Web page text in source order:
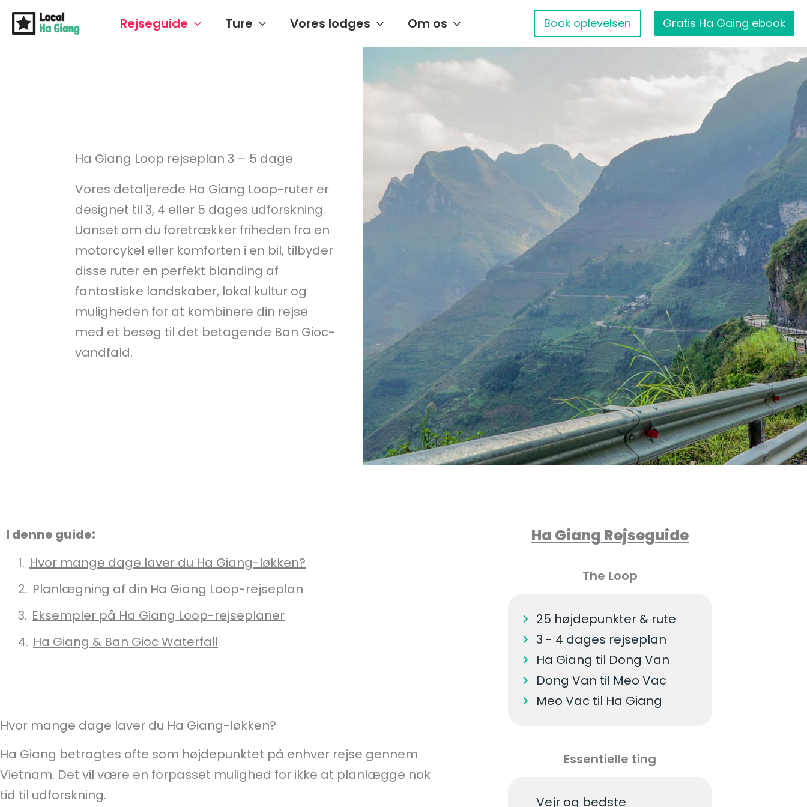
Gå
Rejseguide Ture Vores lodges Om os Book oplevelsen Gratis Ha Gaing ebook
Ha Giang Loop rejseplan 3 – 5 dage
Vores detaljerede Ha Giang Loop-ruter er
designet til 3, 4 eller 5 dages udforskning.
Uanset om du foretrækker friheden fra en
motorcykel eller komforten i en bil, tilbyder
disse ruter en perfekt blanding af
fantastiske landskaber, lokal kultur og
muligheden for at kombinere din rejse
med et besøg til det betagende Ban Gioc-
vandfald.
I denne guide:
Hvor mange dage laver du Ha Giang-løkken?
Planlægning af din Ha Giang Loop-rejseplan
Eksempler på Ha Giang Loop-rejseplaner
Ha Giang & Ban Gioc Waterfall
Hvor mange dage laver du Ha Giang-løkken?
Ha Giang betragtes ofte som højdepunktet på enhver rejse gennem
Vietnam. Det vil være en forpasset mulighed for ikke at planlægge nok
tid til udforskning.
Ha Giang Rejseguide
The Loop
25 højdepunkter & rute
3 - 4 dages rejseplan
Ha Giang til Dong Van
Dong Van til Meo Vac
Meo Vac til Ha Giang
Essentielle ting
Vejr og bedste